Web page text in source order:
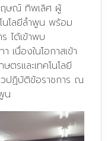
ฤษณ์ ทิพเลิศ ผู้
นโลยีลำพูน พร้อม
ได้เข้าพบ
นื่องในโอกาสเข้า
ตรและเทคโนโลยี
วปฏิบัติข้อราชการ ณ
น